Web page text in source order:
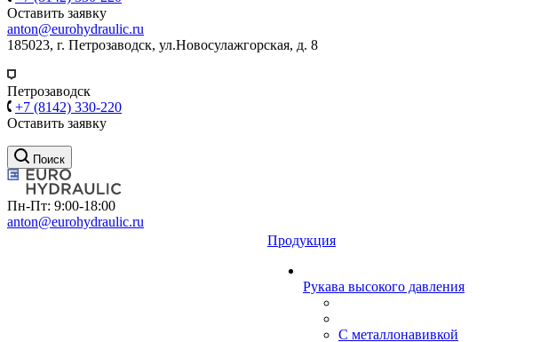
Оставить заявку
anton@eurohydraulic.ru
185023, г. Петрозаводск, ул.Новосулажгорская, д. 8
Петрозаводск
+7 (8142) 330-220
Оставить заявку
Поиск
Пн-Пт: 9:00-18:00
anton@eurohydraulic.ru
Продукция
Рукава высокого давления
С металлонавивкой